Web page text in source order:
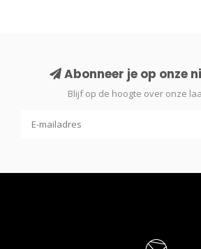
Abonneer je op onze
Blijf op de hoogte over onze